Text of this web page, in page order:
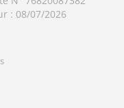
: 08/07/2026